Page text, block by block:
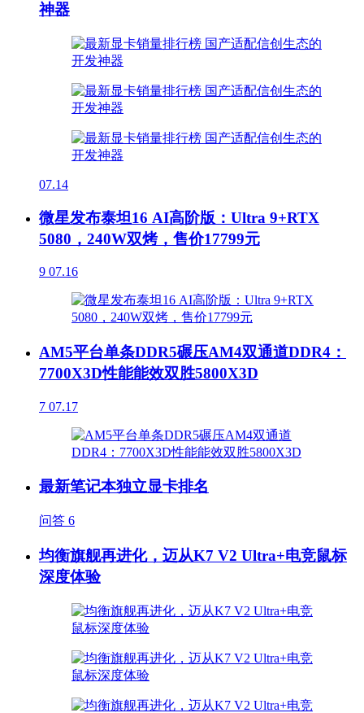
神器
07.14
微星发布泰坦16 AI高阶版：Ultra 9+RTX
5080，240W双烤，售价17799元
9 07.16
AM5平台单条DDR5碾压AM4双通道DDR4：
7700X3D性能能效双胜5800X3D
7 07.17
最新笔记本独立显卡排名
问答 6
均衡旗舰再进化，迈从K7 V2 Ultra+电竞鼠标
深度体验